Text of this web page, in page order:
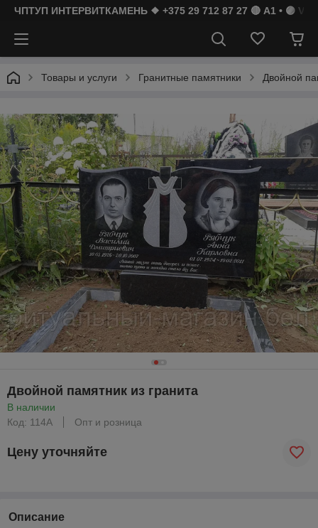
ЧПТУП ИНТЕРВИТКАМЕНЬ ❖ +375 29 712 87 27 🔴 A1 • 🟣
Товары и услуги Гранитные памятники Двойной
Двойной памятник из гранита
В наличии
Код: 114А
Опт и розница
Цену уточняйте
Описание